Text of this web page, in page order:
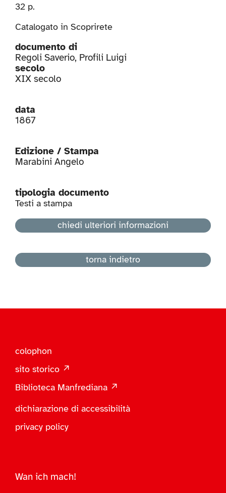
32 p.
Catalogato in Scoprirete
documento di
Regoli Saverio, Profili Luigi
secolo
XIX secolo
data
1867
Edizione / Stampa
Marabini Angelo
tipologia documento
Testi a stampa
chiedi ulteriori informazioni
torna indietro
colophon
sito storico ↗
Biblioteca Manfrediana ↗
dichiarazione di accessibilità
privacy policy
Wan ich mach!